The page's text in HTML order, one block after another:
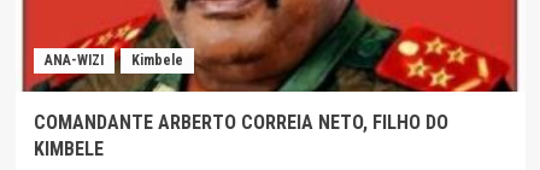
ANA-WIZI Kimbele
COMANDANTE ARBERTO CORREIA NETO, FILHO DO
KIMBELE